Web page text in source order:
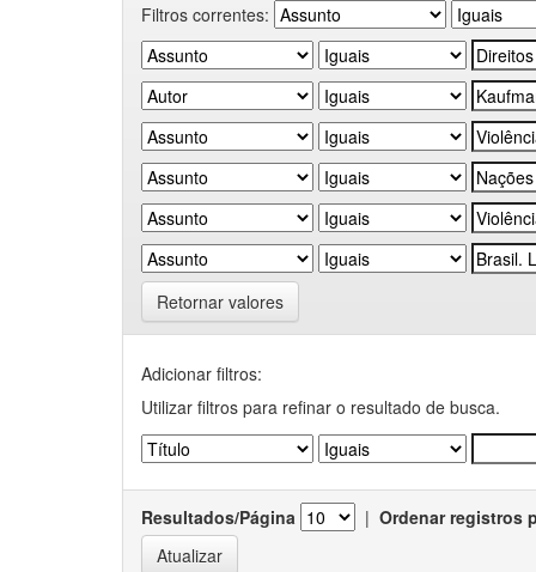
Filtros correntes:
Retornar valores
Adicionar filtros:
Utilizar filtros para refinar o resultado de busca.
Resultados/Página | Ordenar registros